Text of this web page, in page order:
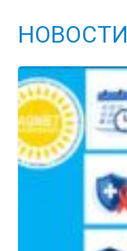
НОВОСТИ